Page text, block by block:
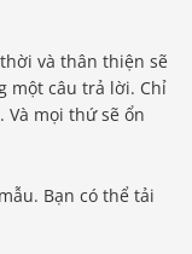
và thân thiện sẽ
một câu trả lời. Chỉ
Và mọi thứ sẽ ổn
Bạn có thể tải